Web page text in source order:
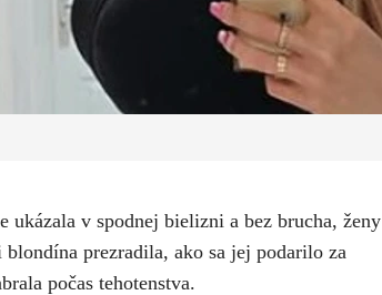
ukázala v spodnej bielizni a bez brucha, ženy
prezradila, ako sa jej podarilo za
počas tehotenstva.